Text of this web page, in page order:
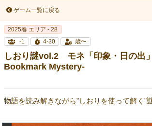
ゲーム一覧に戻る
2025春 エリア - 28
-1
4-30 歳〜
しおり謎vol.2 モネ「印象・日の出
Bookmark Mystery-
物語を読み解きながら”しおりを使って解く”